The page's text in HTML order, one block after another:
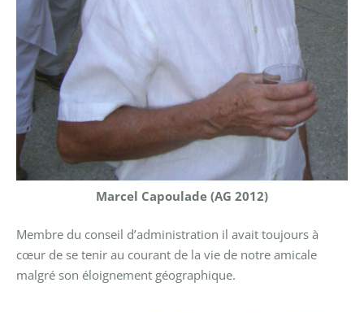
Marcel Capoulade (AG 2012)
Membre du conseil d’administration il avait toujours à
cœur de se tenir au courant de la vie de notre amicale
malgré son éloignement géographique.